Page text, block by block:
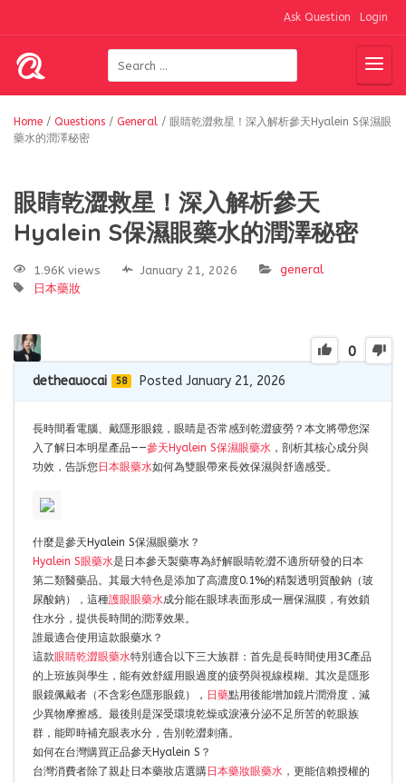
Ask Question Login
Home / Questions / General / 眼睛乾澀救星！深入解析參天Hyalein S保濕眼
藥水的潤澤秘密
眼睛乾澀救星！深入解析參天
Hyalein S保濕眼藥水的潤澤秘密
1.96K views January 21, 2026
general
日本藥妝
0
detheauocai 58 Posted January 21, 2026
長時間看電腦、戴隱形眼鏡，眼睛是否常感到乾澀疲勞？本文將帶您深
入了解日本明星產品——參天Hyalein S保濕眼藥水 ，剖析其核心成分與
功效，告訴您日本眼藥水如何為雙眼帶來長效保濕與舒適感受。
什麼是參天Hyalein S保濕眼藥水？
Hyalein S眼藥水是日本參天製藥專為紓解眼睛乾澀不適所研發的日本
第二類醫藥品。其最大特色是添加了高濃度0.1%的精製透明質酸鈉（玻
尿酸鈉），這種護眼眼藥水成分能在眼球表面形成一層保濕膜，有效鎖
住水分，提供長時間的潤澤效果。
誰最適合使用這款眼藥水？
這款眼睛乾澀眼藥水特別適合以下三大族群：首先是長時間使用3C產品
的上班族與學生，能有效舒緩用眼過度的疲勞與視線模糊。其次是隱形
眼鏡佩戴者（不含彩色隱形眼鏡）， 日藥點用後能增加鏡片潤滑度，減
少異物摩擦感。最後則是深受環境乾燥或淚液分泌不足所苦的乾眼族
群，能即時補充眼表水分，告別乾澀刺痛。
如何在台灣購買正品參天Hyalein S？
台灣消費者除了親赴日本藥妝店選購日本藥妝眼藥水 ，更能信賴授權的